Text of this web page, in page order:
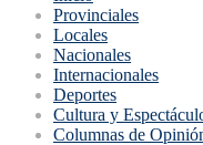
Provinciales
Locales
Nacionales
Internacionales
Deportes
Cultura y
Columnas de